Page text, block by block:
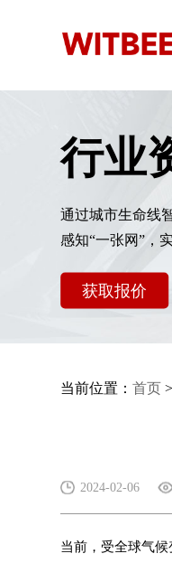
行业
通过城市生命线
感知“一张网”，
获取报价
当前位置：首页 >
2024-02-06
当前，受全球气